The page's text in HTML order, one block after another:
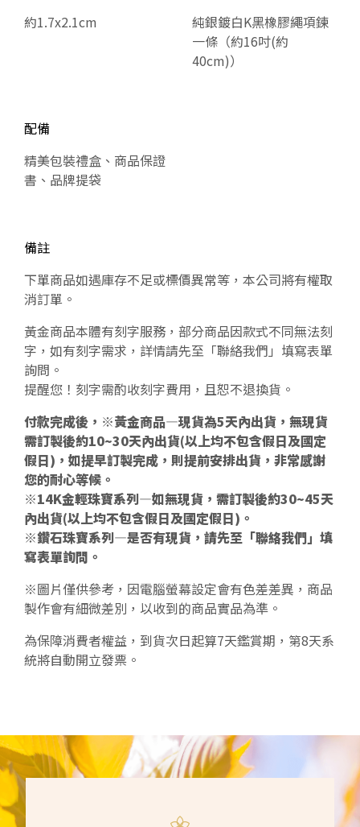
約1.7x2.1cm
純銀鍍白K黑橡膠繩項鍊
一條（約16吋(約
40cm)）
配備
精美包裝禮盒、商品保證
書、品牌提袋
備註
下單商品如遇庫存不足或標價異常等，本公司將有權取
消訂單。
黃金商品本體有刻字服務，部分商品因款式不同無法刻
字，如有刻字需求，詳情請先至「聯絡我們」填寫表單
詢問。
提醒您！刻字需酌收刻字費用，且恕不退換貨。
付款完成後，※黃金商品—現貨為5天內出貨，無現貨
需訂製後約10~30天內出貨(以上均不包含假日及國定
假日)，如提早訂製完成，則提前安排出貨，非常感謝
您的耐心等候。
※14K金輕珠寶系列—如無現貨，需訂製後約30~45天
內出貨(以上均不包含假日及國定假日)。
※鑽石珠寶系列—是否有現貨，請先至「聯絡我們」填
寫表單詢問。
※圖片僅供參考，因電腦螢幕設定會有色差差異，商品
製作會有細微差別，以收到的商品實品為準。
為保障消費者權益，到貨次日起算7天鑑賞期，第8天系
統將自動開立發票。